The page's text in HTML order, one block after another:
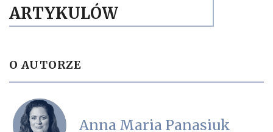
ARTYKULÓW
O AUTORZE
Anna Maria Panasiuk